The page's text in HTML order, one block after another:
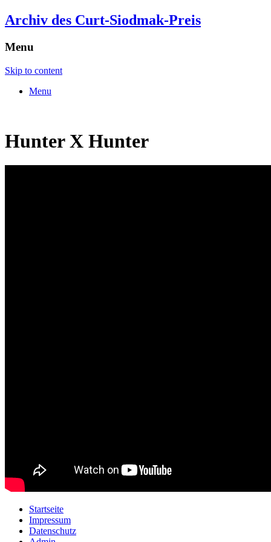
Archiv des Curt-Siodmak-Preis
Menu
Skip to content
Menu
Hunter X Hunter
Startseite
Impressum
Datenschutz